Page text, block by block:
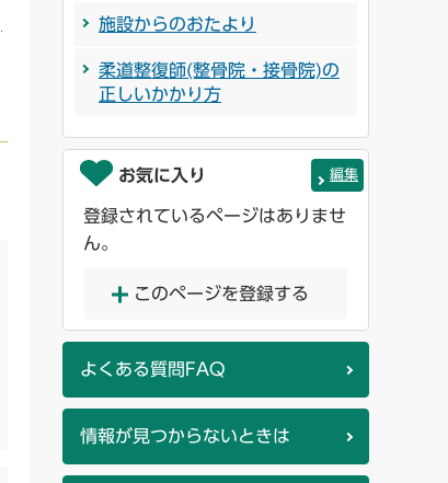
施設からのおたより
柔道整復師(整骨院・接骨院)の
正しいかかり方
お気に入り 編集
登録されているページはありませ
ん。
このページを登録する
よくある質問FAQ
情報が見つからないときは